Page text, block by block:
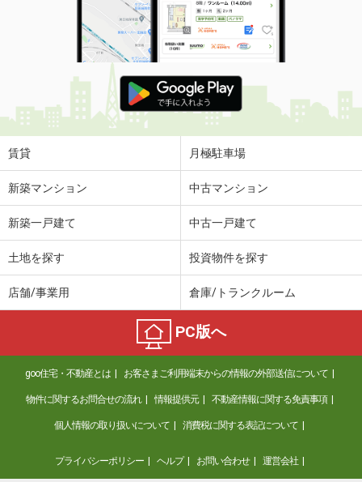
賃貸 月極駐車場
新築マンション 中古マンション
新築一戸建て 中古一戸建て
土地を探す 投資物件を探す
店舗/事業用 倉庫/トランクルーム
PC版へ
goo住宅・不動産とは お客さまご利用端末からの情報の外部送信について
物件に関するお問合せの流れ 情報提供元 不動産情報に関する免責事項
個人情報の取り扱いについて 消費税に関する表記について
プライバシーポリシー ヘルプ お問い合わせ 運営会社